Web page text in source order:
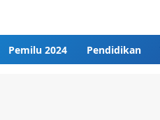
Pemilu 2024 Pendidikan